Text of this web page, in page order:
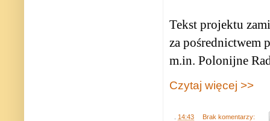
Tekst projektu
za pośrednictwem
m.in. Polonijne
Czytaj więcej >>
14:43 Brak komentarzy: